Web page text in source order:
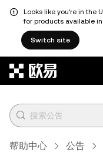
Looks like you're in the
for products available
Switch site
帮助中心 公告